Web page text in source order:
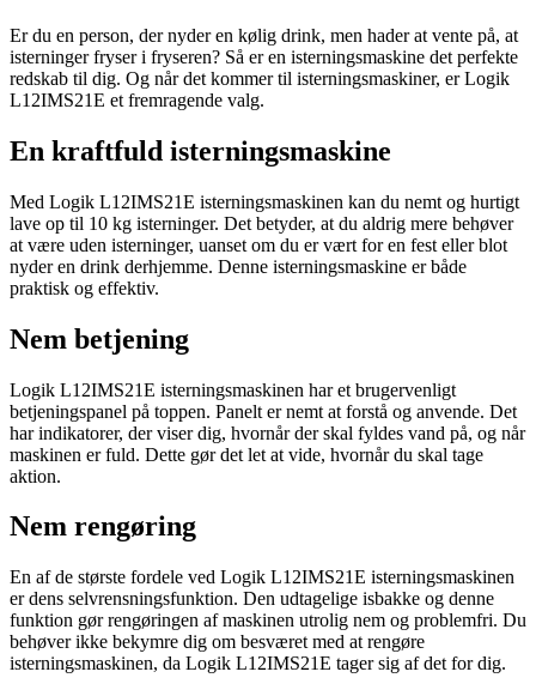
Er du en person, der nyder en kølig drink, men hader at vente på, at
isterninger fryser i fryseren? Så er en isterningsmaskine det perfekte
redskab til dig. Og når det kommer til isterningsmaskiner, er Logik
L12IMS21E et fremragende valg.
En kraftfuld isterningsmaskine
Med Logik L12IMS21E isterningsmaskinen kan du nemt og hurtigt
lave op til 10 kg isterninger. Det betyder, at du aldrig mere behøver
at være uden isterninger, uanset om du er vært for en fest eller blot
nyder en drink derhjemme. Denne isterningsmaskine er både
praktisk og effektiv.
Nem betjening
Logik L12IMS21E isterningsmaskinen har et brugervenligt
betjeningspanel på toppen. Panelt er nemt at forstå og anvende. Det
har indikatorer, der viser dig, hvornår der skal fyldes vand på, og når
maskinen er fuld. Dette gør det let at vide, hvornår du skal tage
aktion.
Nem rengøring
En af de største fordele ved Logik L12IMS21E isterningsmaskinen
er dens selvrensningsfunktion. Den udtagelige isbakke og denne
funktion gør rengøringen af maskinen utrolig nem og problemfri. Du
behøver ikke bekymre dig om besværet med at rengøre
isterningsmaskinen, da Logik L12IMS21E tager sig af det for dig.